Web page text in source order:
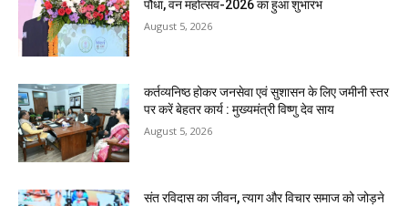
पौधा, वन महोत्सव-2026 का हुआ शुभारंभ
August 5, 2026
कर्तव्यनिष्ठ होकर जनसेवा एवं सुशासन के लिए जमीनी स्तर
पर करें बेहतर कार्य : मुख्यमंत्री विष्णु देव साय
August 5, 2026
संत रविदास का जीवन, त्याग और विचार समाज को जोड़ने